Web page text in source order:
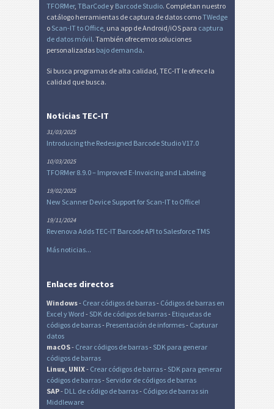
TFORMer, TBarCodey Barcode Studio. Completan nuestro
catálogo herramientas de captura de datos comoTWedge
o Scan-IT to Office , una app de Android/iOS para captura
de datos móvil. También ofrecemos soluciones
personalizadas bajo demanda.
Si busca programas de alta calidad, TEC-IT le ofrece la
calidad que busca.
Noticias TEC-IT
31/03/2025
Introducing the Redesigned Barcode Studio V17.0
10/03/2025
TFORMer 8.9.0 – Improved E-Invoicing and Labeling
19/02/2025
New Scanner Device Support for Scan-IT to Office!
19/11/2024
Revenova Adds TEC-IT Barcode API to Salesforce TMS
Más noticias...
Enlaces directos
Windows- Crear códigos de barras- Códigos de barras en
Excel y Word - SDK de códigos de barras- Etiquetas de
códigos de barras- Presentación de informes- Capturar
datos
macOS- Crear códigos de barras- SDK para generar
códigos de barras
Linux, UNIX- Crear códigos de barras- SDK para generar
códigos de barras- Servidor de códigos de barras
SAP- DLL de código de barras- Códigos de barras sin
Middleware